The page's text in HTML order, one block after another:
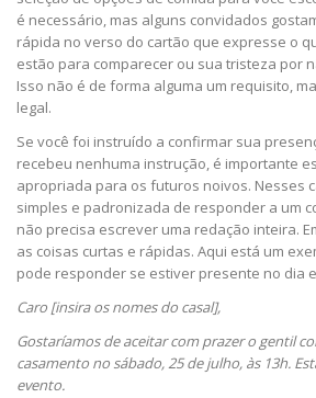
é necessário, mas alguns convidados
rápida no verso do cartão que expresse o
estão para comparecer ou sua tristeza por
Isso não é de forma alguma um requisito,
legal.
Se você foi instruído a confirmar sua
recebeu nenhuma instrução, é importante
apropriada para os futuros noivos. Nesses
simples e padronizada de responder a um
não precisa escrever uma redação inteira.
as coisas curtas e rápidas. Aqui está um
pode responder se estiver presente no dia
Caro [insira os nomes do casal],
Gostaríamos de aceitar com prazer o gentil
casamento no sábado, 25 de julho, às 13h.
evento.